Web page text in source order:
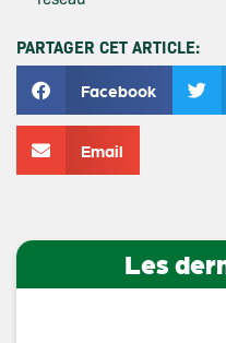
PARTAGER CET ARTICLE:
Facebook
Email
Les